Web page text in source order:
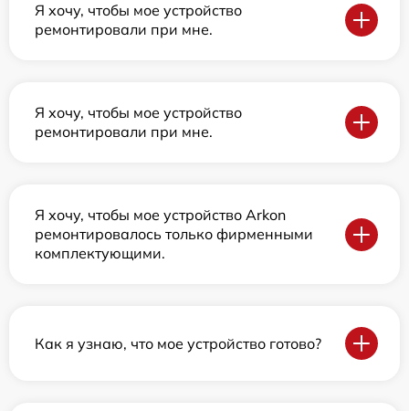
Я хочу, чтобы мое устройство
ремонтировали при мне.
Я хочу, чтобы мое устройство
ремонтировали при мне.
Я хочу, чтобы мое устройство Arkon
ремонтировалось только фирменными
комплектующими.
Как я узнаю, что мое устройство готово?